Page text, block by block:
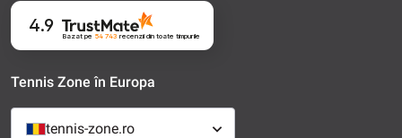
4.9
Bazat pe 54 743 recenziidin toate timpurile
Tennis Zone în Europa
tennis-zone.ro